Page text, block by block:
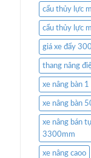
cẩu thủy lực
cẩu thủy lực
giá xe đẩy
thang nâng
xe nâng bàn 1
xe nâng bàn
xe nâng bán
3300mm
xe nâng caoo